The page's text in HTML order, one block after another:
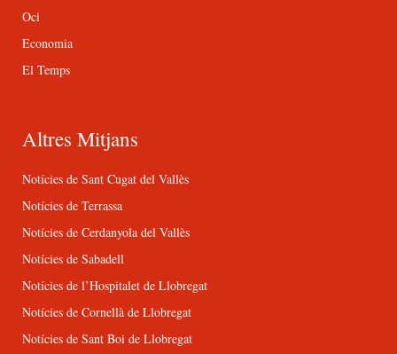
Oci
Economia
El Temps
Altres Mitjans
Notícies de Sant Cugat del Vallès
Notícies de Terrassa
Notícies de Cerdanyola del Vallès
Notícies de Sabadell
Notícies de l’Hospitalet de Llobregat
Notícies de Cornellà de Llobregat
Notícies de Sant Boi de Llobregat